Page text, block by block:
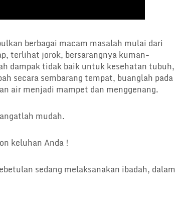
berbagai macam masalah mulai dari
terlihat jorok, bersarangnya kuman-
dampak tidak baik untuk kesehatan tubuh,
secara sembarang tempat, buanglah pada
air menjadi mampet dan menggenang.
mudah.
keluhan Anda !
sedang melaksanakan ibadah, dalam